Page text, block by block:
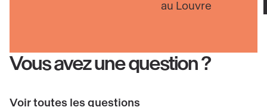
au Louvre
Vous avez une question ?
Voir toutes les questions